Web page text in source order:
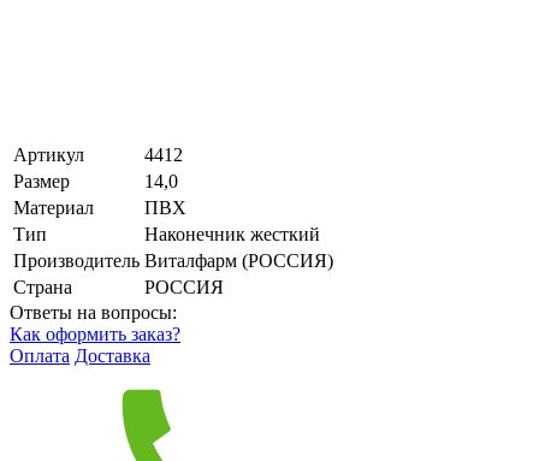
Артикул
4412
Размер
14,0
Материал
ПВХ
Тип
Наконечник жесткий
Производитель Виталфарм (РОССИЯ)
Страна
РОССИЯ
Ответы на вопросы:
Как оформить заказ?
Оплата Доставка